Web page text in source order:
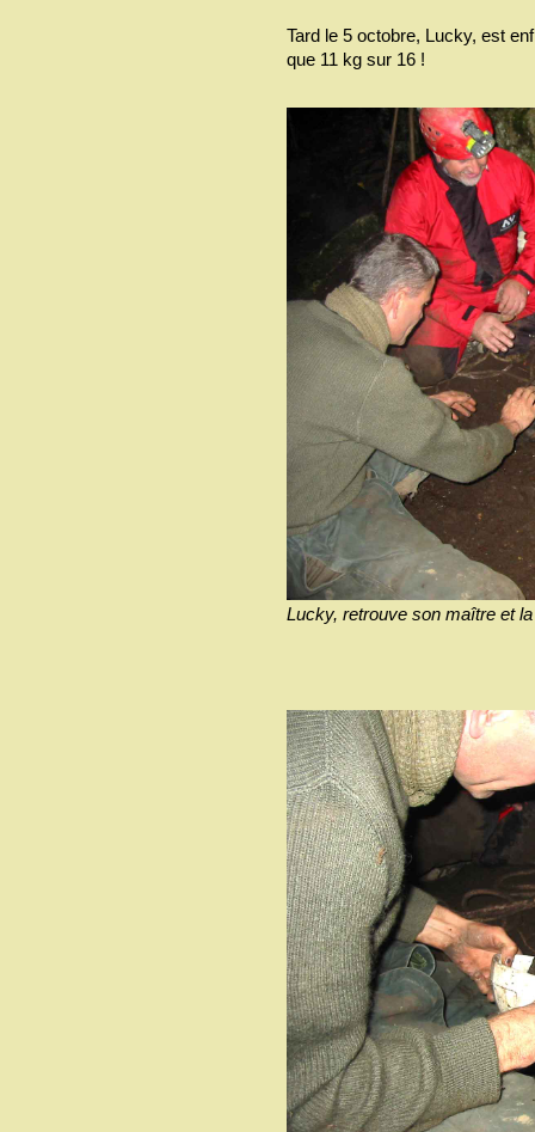
Tard le 5 octobre, Lucky, est
que 11 kg sur 16 !
Lucky, retrouve son maître et